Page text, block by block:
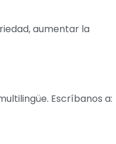
aumentar la
Escríbanos a: